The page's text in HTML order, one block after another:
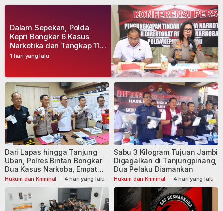
1 hari yang lalu
Dalam Sepekan, Polda
Kepri Bongkar 6 Kasus
Narkotika dan Tangkap 11
Tersangka
Hukum dan Kriminal - 4 hari yang lalu
Dari Lapas hingga Tanjung
Uban, Polres Bintan Bongkar
Dua Kasus Narkoba, Empat
Tersangka Dibekuk
Hukum dan Kriminal - 4 hari yang lalu
Sabu 3 Kilogram Tujuan Jambi
Digagalkan di Tanjungpinang,
Dua Pelaku Diamankan